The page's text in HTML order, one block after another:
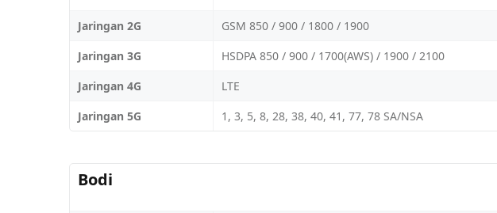
Jaringan 2G
GSM 850 / 900 / 1800 / 1900
Jaringan 3G
HSDPA 850 / 900 / 1700(AWS) / 1900 / 2100
Jaringan 4G
LTE
Jaringan 5G
1, 3, 5, 8, 28, 38, 40, 41, 77, 78 SA/NSA
Bodi